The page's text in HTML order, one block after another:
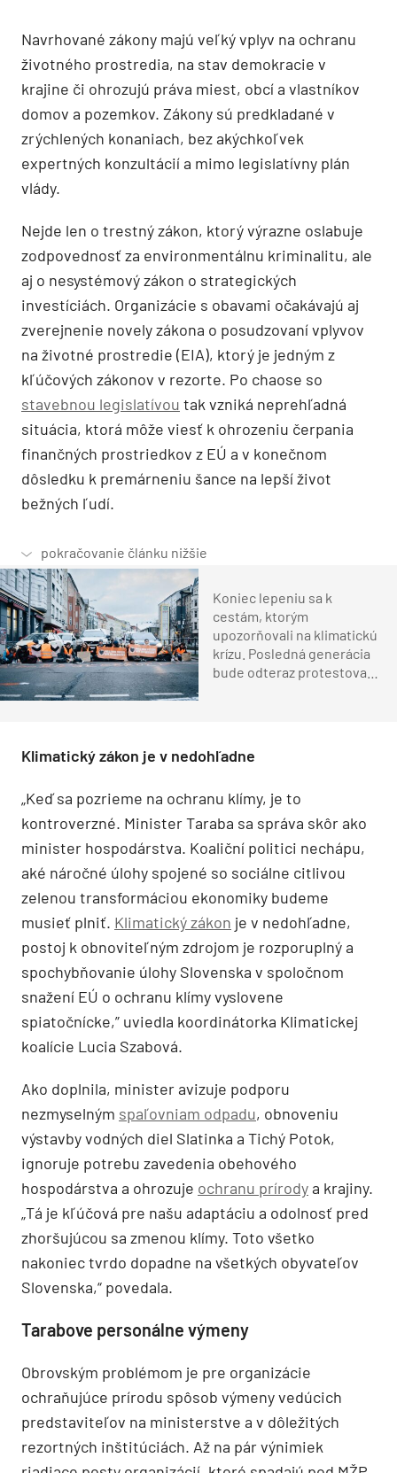
Navrhované zákony majú veľký vplyv na ochranu
životného prostredia, na stav demokracie v
krajine či ohrozujú práva miest, obcí a vlastníkov
domov a pozemkov. Zákony sú predkladané v
zrýchlených konaniach, bez akýchkoľvek
expertných konzultácií a mimo legislatívny plán
vlády.
Nejde len o trestný zákon, ktorý výrazne oslabuje
zodpovednosť za environmentálnu kriminalitu, ale
aj o nesystémový zákon o strategických
investíciách. Organizácie s obavami očakávajú aj
zverejnenie novely zákona o posudzovaní vplyvov
na životné prostredie (EIA), ktorý je jedným z
kľúčových zákonov v rezorte. Po chaose so
stavebnou legislatívou tak vzniká neprehľadná
situácia, ktorá môže viesť k ohrozeniu čerpania
finančných prostriedkov z EÚ a v konečnom
dôsledku k premárneniu šance na lepší život
bežných ľudí.
Koniec lepeniu sa k
cestám, ktorým
upozorňovali na klimatickú
krízu. Posledná generácia
bude odteraz protestovať
Klimatický zákon je v nedohľadne
„Keď sa pozrieme na ochranu klímy, je to
kontroverzné. Minister Taraba sa správa skôr ako
minister hospodárstva. Koaliční politici nechápu,
aké náročné úlohy spojené so sociálne citlivou
zelenou transformáciou ekonomiky budeme
musieť plniť. Klimatický zákon je v nedohľadne,
postoj k obnoviteľným zdrojom je rozporuplný a
spochybňovanie úlohy Slovenska v spoločnom
snažení EÚ o ochranu klímy vyslovene
spiatočnícke,” uviedla koordinátorka Klimatickej
koalície Lucia Szabová.
Ako doplnila, minister avizuje podporu
nezmyselným spaľovniam odpadu, obnoveniu
výstavby vodných diel Slatinka a Tichý Potok,
ignoruje potrebu zavedenia obehového
hospodárstva a ohrozuje ochranu prírodya krajiny.
„Tá je kľúčová pre našu adaptáciu a odolnosť pred
zhoršujúcou sa zmenou klímy. Toto všetko
nakoniec tvrdo dopadne na všetkých obyvateľov
Slovenska,“ povedala.
Tarabove personálne výmeny
Obrovským problémom je pre organizácie
ochraňujúce prírodu spôsob výmeny vedúcich
predstaviteľov na ministerstve a v dôležitých
rezortných inštitúciách. Až na pár výnimiek